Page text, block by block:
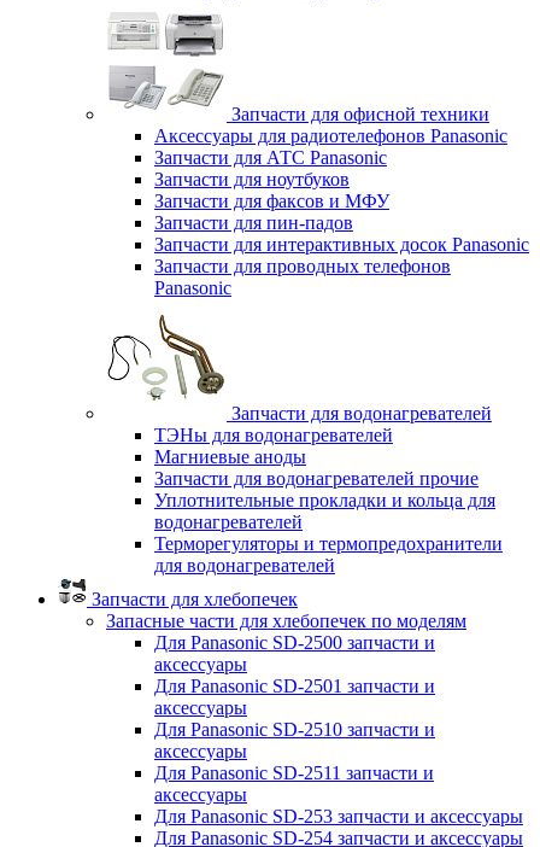
Запчасти для офисной техники
Аксессуары для радиотелефонов Panasonic
Запчасти для АТС Panasonic
Запчасти для ноутбуков
Запчасти для факсов и МФУ
Запчасти для пин-падов
Запчасти для интерактивных досок Panasonic
Запчасти для проводных телефонов
Panasonic
Запчасти для водонагревателей
ТЭНы для водонагревателей
Магниевые аноды
Запчасти для водонагревателей прочие
Уплотнительные прокладки и кольца для
водонагревателей
Терморегуляторы и термопредохранители
для водонагревателей
Запчасти для хлебопечек
Запасные части для хлебопечек по моделям
Для Panasonic SD-2500 запчасти и
аксессуары
Для Panasonic SD-2501 запчасти и
аксессуары
Для Panasonic SD-2510 запчасти и
аксессуары
Для Panasonic SD-2511 запчасти и
аксессуары
Для Panasonic SD-253 запчасти и аксессуары
Для Panasonic SD-254 запчасти и аксессуары